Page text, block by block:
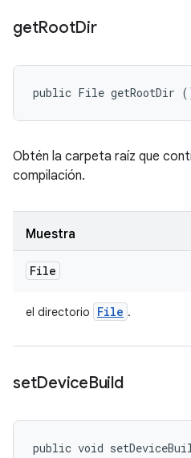
getRootDir
public File getRootDir
Obtén la carpeta raíz que
compilación.
Muestra
File
el directorio File .
setDeviceBuild
public void